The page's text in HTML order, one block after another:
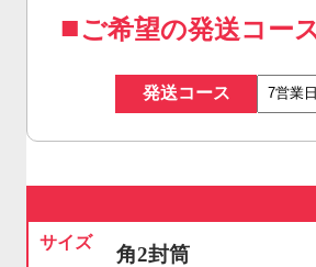
ご希望の発送コー
発送コース
サイズ
角2封筒